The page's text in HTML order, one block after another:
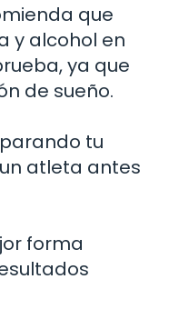
que
y alcohol en
ya que
de sueño.
tu
atleta antes
forma